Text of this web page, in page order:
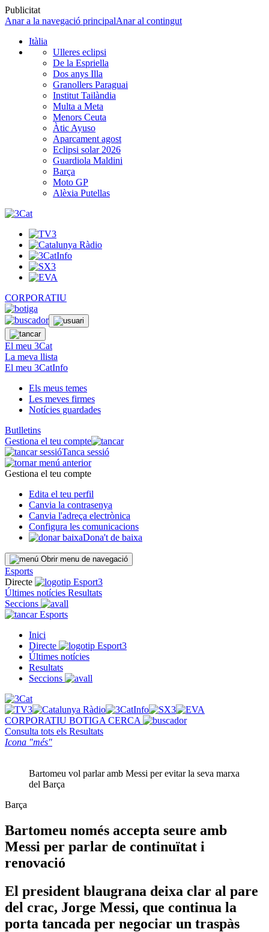
Publicitat
Anar a la navegació principalAnar al contingut
Itàlia
Ulleres eclipsi
De la Espriella
Dos anys Illa
Granollers Paraguai
Institut Tailàndia
Multa a Meta
Menors Ceuta
Àtic Ayuso
Aparcament agost
Eclipsi solar 2026
Guardiola Maldini
Barça
Moto GP
Alèxia Putellas
CORPORATIU
El meu 3Cat
La meva llista
El meu 3CatInfo
Els meus temes
Les meves firmes
Notícies guardades
Butlletins
Gestiona el teu compte
Tanca sessió
Gestiona el teu compte
Edita el teu perfil
Canvia la contrasenya
Canvia l'adreça electrònica
Configura les comunicacions
Dona't de baixa
Obrir menu de navegació
Esports
Directe
Últimes notícies Resultats
Seccions
Esports
Inici
Directe
Últimes notícies
Resultats
Seccions
CORPORATIU BOTIGA CERCA
Consulta tots els Resultats
Icona "més"
Bartomeu vol parlar amb Messi per evitar la seva marxa
del Barça
Barça
Bartomeu només accepta seure amb
Messi per parlar de continuïtat i
renovació
El president blaugrana deixa clar al pare
del crac, Jorge Messi, que continua la
porta tancada per negociar un traspàs